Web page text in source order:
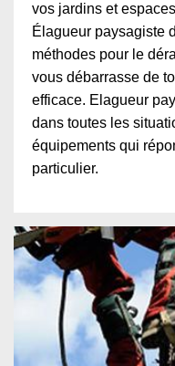
vos jardins et
Élagueur paysagiste
méthodes pour le
vous débarrasse de
efficace. Elagueur
dans toutes les
équipements qui
particulier.